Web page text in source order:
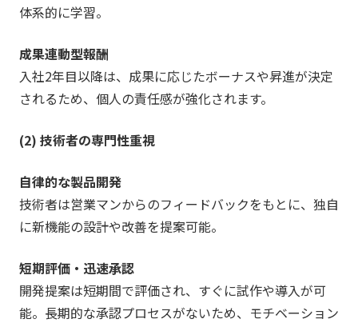
体系的に学習。
成果連動型報酬
入社2年目以降は、成果に応じたボーナスや昇進が決定
されるため、個人の責任感が強化されます。
(2) 技術者の専門性重視
自律的な製品開発
技術者は営業マンからのフィードバックをもとに、独自
に新機能の設計や改善を提案可能。
短期評価・迅速承認
開発提案は短期間で評価され、すぐに試作や導入が可
能。長期的な承認プロセスがないため、モチベーション